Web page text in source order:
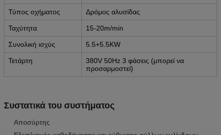
Τύπος οχήματος Δρόμος αλυσίδας
Ταχύτητα 15-20m/min
Συνολική ισχύς 5.5+5.5KW
Τετάρτη
380V 50Hz 3 φάσεις (μπορεί να
προσαρμοστεί)
Συστατικά του συστήματος
Αποσύρτης